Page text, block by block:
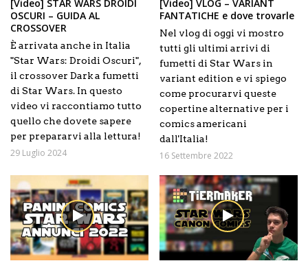
[Video] STAR WARS DROIDI
OSCURI – GUIDA AL
CROSSOVER
È arrivata anche in Italia
"Star Wars: Droidi Oscuri",
il crossover Dark a fumetti
di Star Wars. In questo
video vi raccontiamo tutto
quello che dovete sapere
per prepararvi alla lettura!
29 Luglio 2024
[Video] VLOG – VARIANT
FANTATICHE e dove trovarle
Nel vlog di oggi vi mostro
tutti gli ultimi arrivi di
fumetti di Star Wars in
variant edition e vi spiego
come procurarvi queste
copertine alternative per i
comics americani
dall'Italia!
16 Settembre 2022